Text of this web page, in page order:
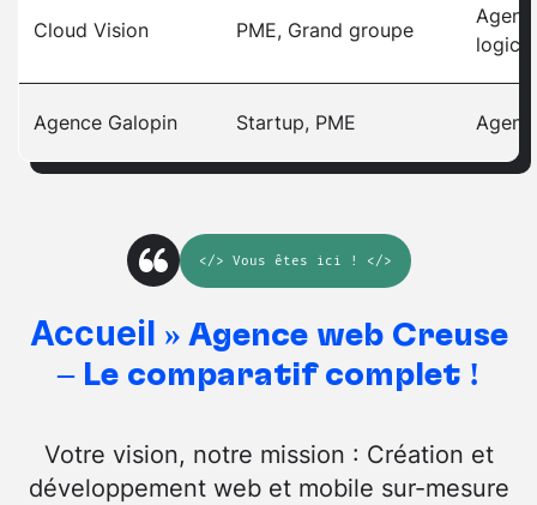
Cloud Vision PME, Grand groupe
Agence Galopin Startup, PME
</> Vous êtes ici ! </>
Accueil » Agence web Creuse
– Le comparatif complet !
Votre vision, notre mission : Création et
développement web et mobile sur-mesure